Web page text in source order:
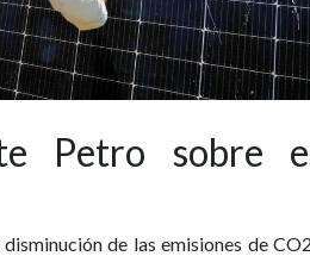
Petro sobre
de las emisiones de